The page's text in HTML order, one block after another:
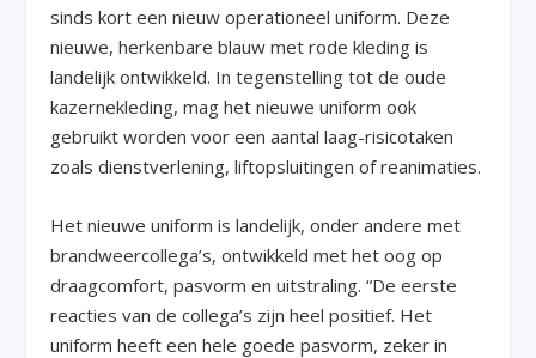
sinds kort een nieuw operationeel uniform. Deze
nieuwe, herkenbare blauw met rode kleding is
landelijk ontwikkeld. In tegenstelling tot de oude
kazernekleding, mag het nieuwe uniform ook
gebruikt worden voor een aantal laag-risicotaken
zoals dienstverlening, liftopsluitingen of reanimaties.
Het nieuwe uniform is landelijk, onder andere met
brandweercollega’s, ontwikkeld met het oog op
draagcomfort, pasvorm en uitstraling. “De eerste
reacties van de collega’s zijn heel positief. Het
uniform heeft een hele goede pasvorm, zeker in